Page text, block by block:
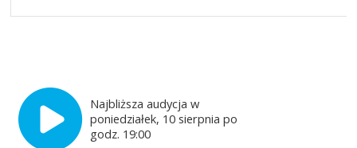
Najbliższa audycja w
poniedziałek, 10 sierpnia po
godz. 19:00